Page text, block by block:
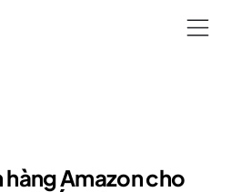
hàng Amazon cho